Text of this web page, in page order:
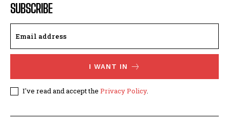
SUBSCRIBE
I WANT IN
I've read and accept the Privacy Policy.